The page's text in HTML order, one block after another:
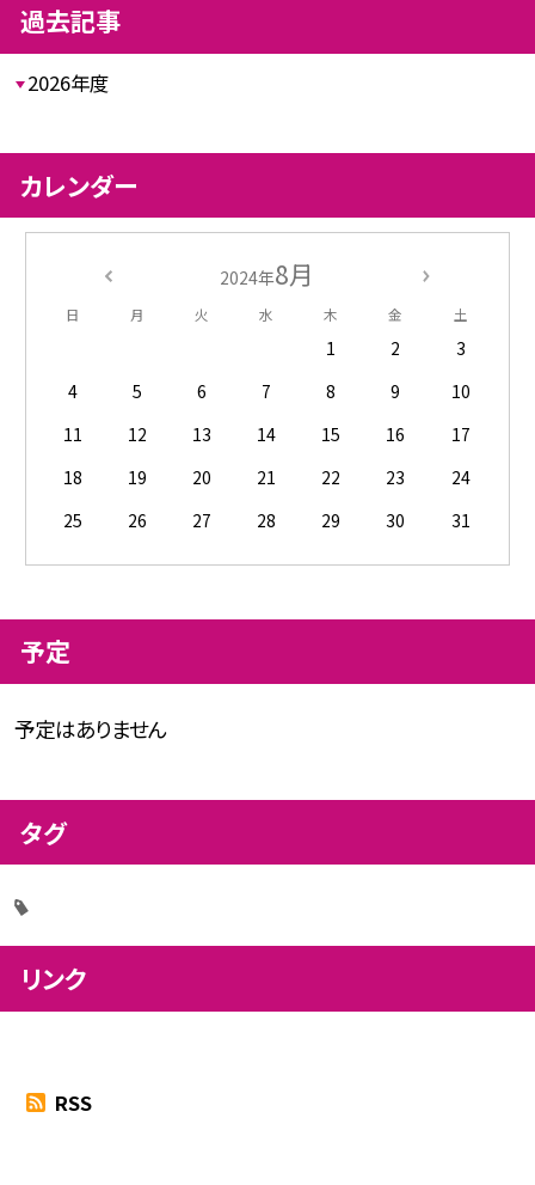
過去記事
2026年度
カレンダー
2024年8月
日 月 火 水 木 金 土
1 2
3
4
5 6 7 8 9
10
11
12 13 14 15 16
17
18
19 20 21 22 23
24
25
26 27 28 29 30 31
予定
予定はありません
タグ
リンク
RSS